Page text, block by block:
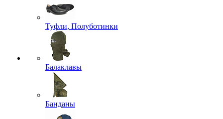
Туфли, Полуботинки
Балаклавы
Банданы